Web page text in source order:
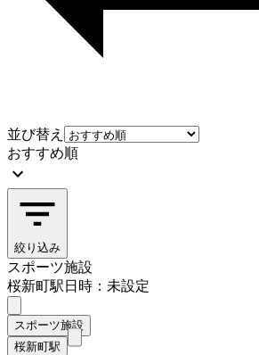
並び替え
おすすめ順
絞り込み
スポーツ施設
桜新町駅日時：未設定
スポーツ施設
桜新町駅